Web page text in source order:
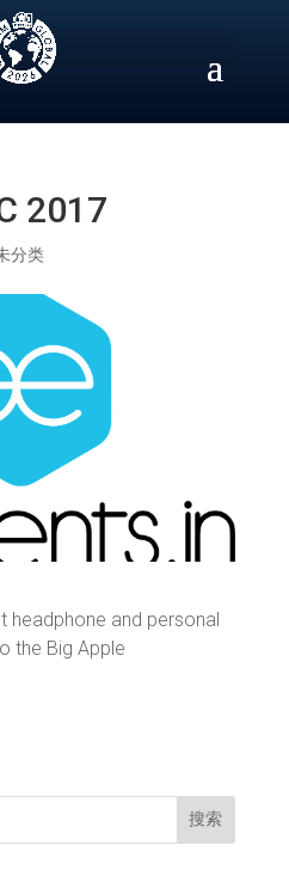
2017
分类
headphone and personal
the Big Apple